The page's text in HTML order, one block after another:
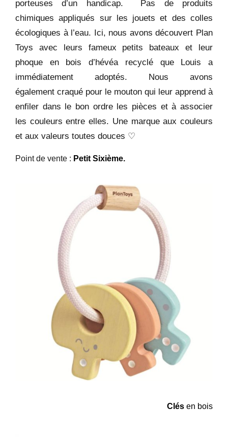
porteuses d’un handicap. Pas de produits
chimiques appliqués sur les jouets et des colles
écologiques à l’eau. Ici, nous avons découvert Plan
Toys avec leurs fameux petits bateaux et leur
phoque en bois d’hévéa recycléque Louis a
immédiatement adoptés. Nous avons
également craqué pour le mouton qui leur apprend à
enfiler dans le bon ordre les pièces et à associer
les couleurs entre elles. Une marque aux couleurs
et aux valeurs toutes douces ♡
Point de vente : Petit Sixième.
Clés en bois